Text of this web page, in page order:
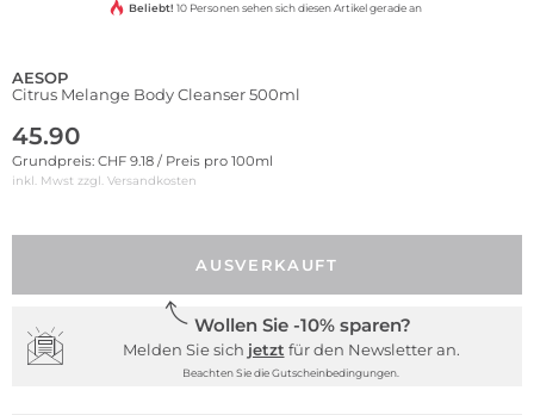
Beliebt! 10 Personen sehen sich diesen Artikel gerade an
AESOP
Citrus Melange Body Cleanser 500ml
45.90
Grundpreis: CHF 9.18 / Preis pro 100ml
inkl. Mwst zzgl. Versandkosten
AUSVERKAUFT
Wollen Sie -10% sparen?
Melden Sie sich jetzt für den Newsletter an.
Beachten Sie die Gutscheinbedingungen.